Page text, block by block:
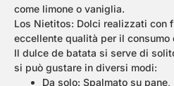
come limone o vaniglia.
Los Nietitos: Dolci realizzati con
eccellente qualità per il consumo
Il dulce de batata si serve di
si può gustare in diversi modi:
Da solo: Spalmato su